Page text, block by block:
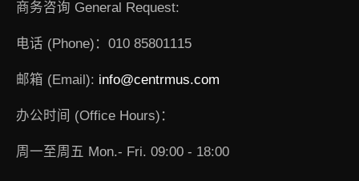
商务咨询 General Request:
电话 (Phone)：010 85801115
邮箱 (Email): info@centrmus.com
办公时间 (Office Hours)：
周一至周五 Mon.- Fri. 09:00 - 18:00